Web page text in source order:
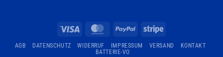
MasterCardPayPal Stripe
AGB DATENSCHUTZ WIDERRUF IMPRESSUM VERSAND
KONTAKT
BATTERIE-VO